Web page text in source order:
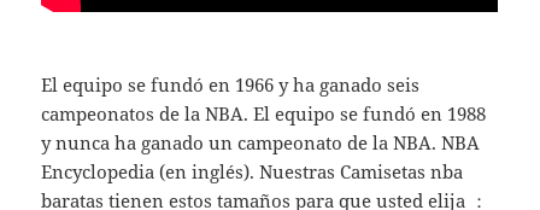
El equipo se fundó en 1966 y ha ganado seis
campeonatos de la NBA. El equipo se fundó en 1988
y nunca ha ganado un campeonato de la NBA. NBA
Encyclopedia (en inglés). Nuestras Camisetas nba
baratas tienen estos tamaños para que usted elija ：